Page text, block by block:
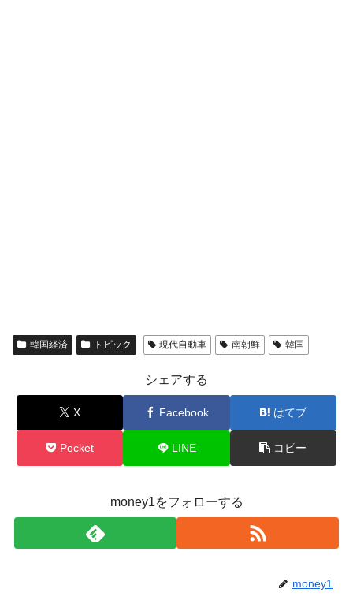
韓国経済 トピック 現代自動車 南朝鮮 韓国
シェアする
X Facebook はてブ
Pocket LINE コピー
money1をフォローする
money1